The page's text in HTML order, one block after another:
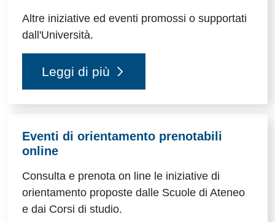
Altre iniziative ed eventi promossi o supportati
dall'Università.
Leggi di più
Eventi di orientamento prenotabili
online
Consulta e prenota on line le iniziative di
orientamento proposte dalle Scuole di Ateneo
e dai Corsi di studio.